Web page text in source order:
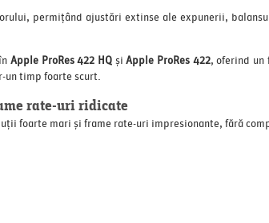
permițând ajustări extinse ale expunerii,
Apple ProRes 422 HQșiApple ProRes 422, oferind
timp foarte scurt.
rate-uri ridicate
foarte mari și frame rate-uri impresionante, fără